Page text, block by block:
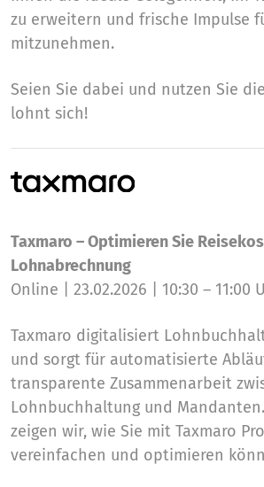
zu erweitern und frische Impulse
mitzunehmen.
Seien Sie dabei und nutzen Sie
lohnt sich!
Taxmaro – Optimieren Sie
Lohnabrechnung
Online | 23.02.2026 | 10:30 – 11:00
Taxmaro digitalisiert
und sorgt für automatisierte
transparente Zusammenarbeit
Lohnbuchhaltung und
zeigen wir, wie Sie mit Taxmaro
vereinfachen und optimieren